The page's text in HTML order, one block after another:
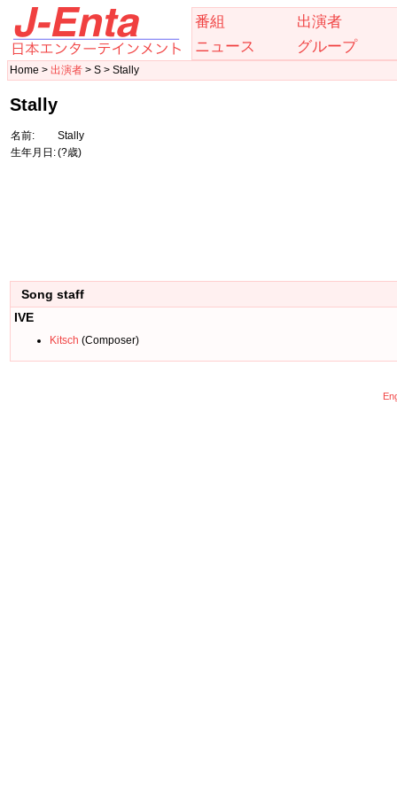
番組
出演者
ニュース
グループ
Home > 出演者 > S > Stally
Stally
名前:
Stally
生年月日:(?歳)
Song staff
IVE
Kitsch (Composer)